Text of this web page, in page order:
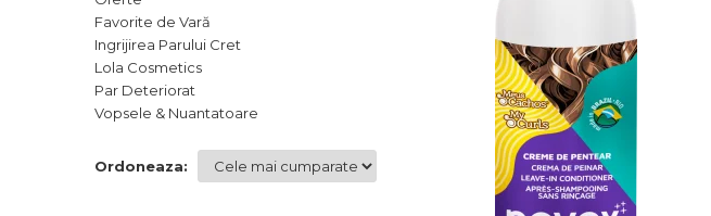
Favorite de Vară
Ingrijirea Parului Cret
Lola Cosmetics
Par Deteriorat
Vopsele & Nuantatoare
Ordoneaza: